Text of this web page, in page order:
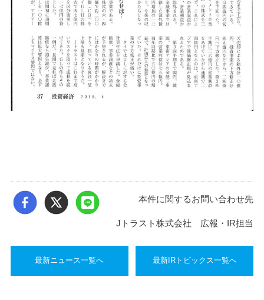
本件に関するお問い合わせ先
Jトラスト株式会社 広報・IR担当
最新ニュース一覧へ 最新IRトピックス一覧へ